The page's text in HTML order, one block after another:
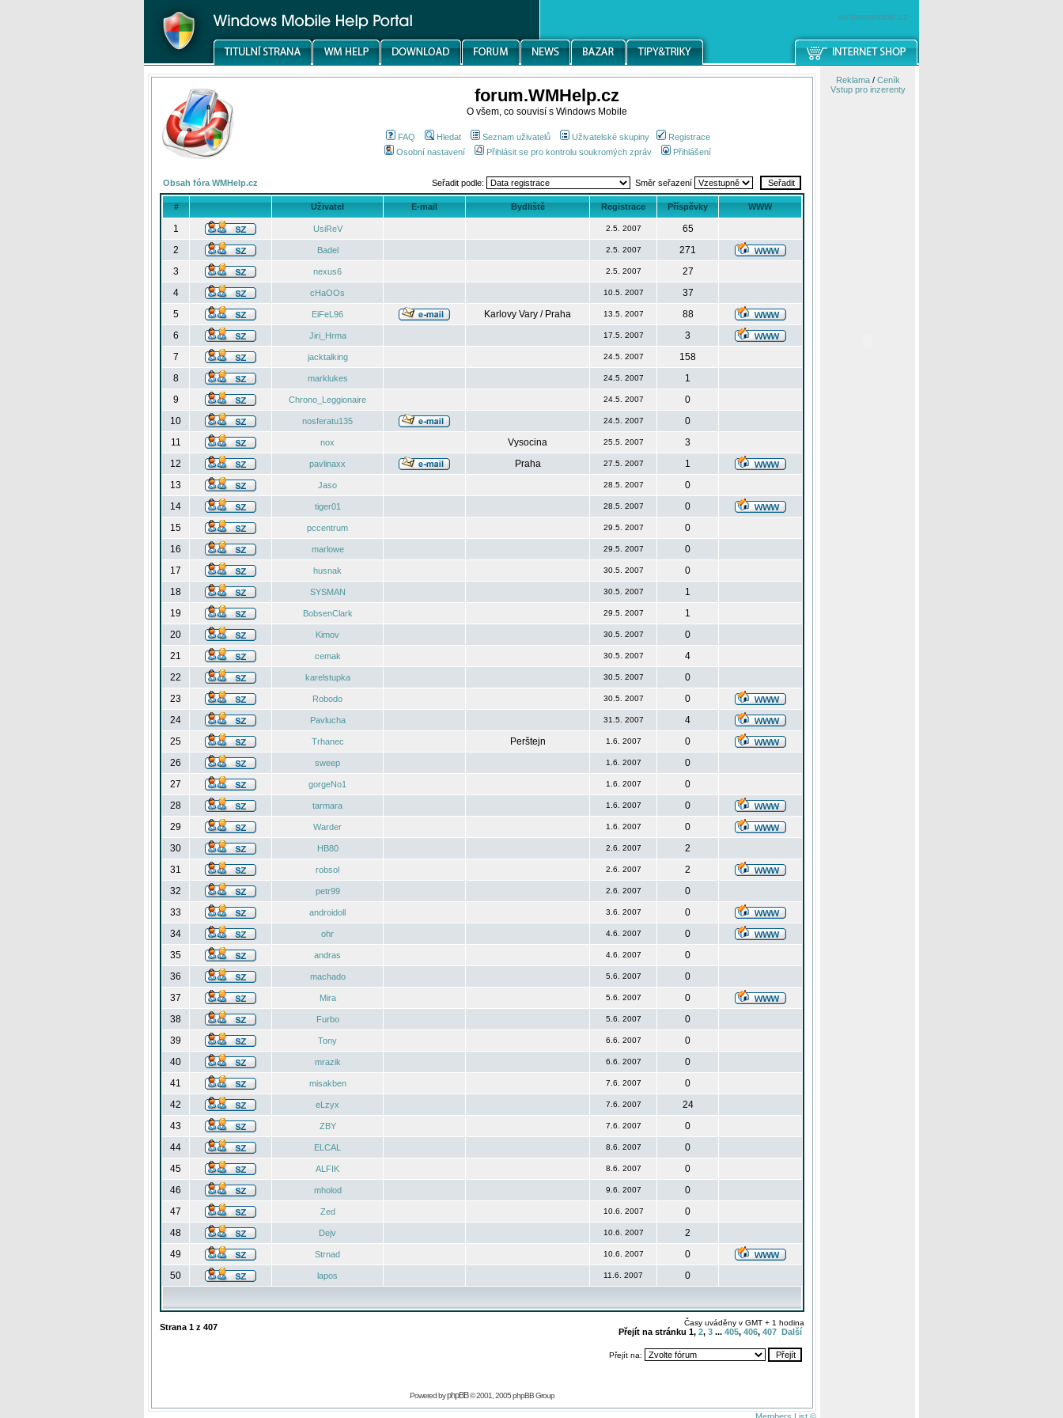
windowsmobile.cz
forum.WMHelp.cz
O všem, co souvisí s Windows Mobile
FAQ Hledat Seznam uživatelů Uživatelské skupiny
Registrace
Osobní nastavení
Přihlásit se pro kontrolu soukromých zpráv Přihlášení
Obsah fóra WMHelp.cz Seřadit podle: Směr seřazení
# Uživatel E-mail Bydliště Registrace Příspěvky WWW
1 UsiReV 2.5. 2007
65
2
Badel 2.5. 2007
271
3
nexus6 2.5. 2007
27
4
cHaOOs 10.5. 2007
37
5
EiFeL96 Karlovy Vary / Praha 13.5. 2007
88
6
Jiri_Hrma 17.5. 2007
3
7
jacktalking 24.5. 2007
158
8
marklukes 24.5. 2007
1
9
Chrono_Leggionaire 24.5. 2007
0
10
nosferatu135 24.5. 2007
0
11
nox Vysocina 25.5. 2007
3
12
pavlinaxx Praha 27.5. 2007
1
13
Jaso 28.5. 2007
0
14
tiger01 28.5. 2007
0
15
pccentrum 29.5. 2007
0
16
marlowe 29.5. 2007
0
17
husnak 30.5. 2007
0
18
SYSMAN 30.5. 2007
1
19
BobsenClark 29.5. 2007
1
20
Kimov 30.5. 2007
0
21
cemak 30.5. 2007
4
22
karelstupka 30.5. 2007
0
23
Robodo 30.5. 2007
0
24
Pavlucha 31.5. 2007
4
25
Trhanec Perštejn 1.6. 2007
0
26
sweep 1.6. 2007
0
27
gorgeNo1 1.6. 2007
0
28
tarmara 1.6. 2007
0
29
Warder 1.6. 2007
0
30
HB80 2.6. 2007
2
31
robsol 2.6. 2007
2
32
petr99 2.6. 2007
0
33
androidoll 3.6. 2007
0
34
ohr 4.6. 2007
0
35
andras 4.6. 2007
0
36
machado 5.6. 2007
0
37
Mira 5.6. 2007
0
38
Furbo 5.6. 2007
0
39
Tony 6.6. 2007
0
40
mrazik 6.6. 2007
0
41
misakben 7.6. 2007
0
42
eLzyx 7.6. 2007
24
43
ZBY 7.6. 2007
0
44
ELCAL 8.6. 2007
0
45
ALFIK 8.6. 2007
0
46
mholod 9.6. 2007
0
47
Zed 10.6. 2007
0
48
Dejv 10.6. 2007
2
49
Strnad 10.6. 2007
0
50
lapos 11.6. 2007 0
Strana 1 z 407 Časy uváděny v GMT + 1 hodina
Přejít na stránku 1, 2, 3 ... 405, 406, 407 Další
Přejít na:
Powered byphpBB© 2001, 2005 phpBB Group
Reklama/ Ceník
Vstup pro inzerenty